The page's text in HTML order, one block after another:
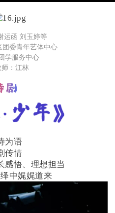
运函 刘玉婷等
团委青年艺体中心
学服务中心
：江林
为语
传情
感悟、理想担当
中娓娓道来